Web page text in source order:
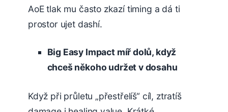
AoE tlak mu často zkazí timing a dá ti
prostor ujet dashí.
Big Easy Impact míř dolů, když
chceš někoho udržet v dosahu
Když při průletu „přestřelíš“ cíl, ztratíš